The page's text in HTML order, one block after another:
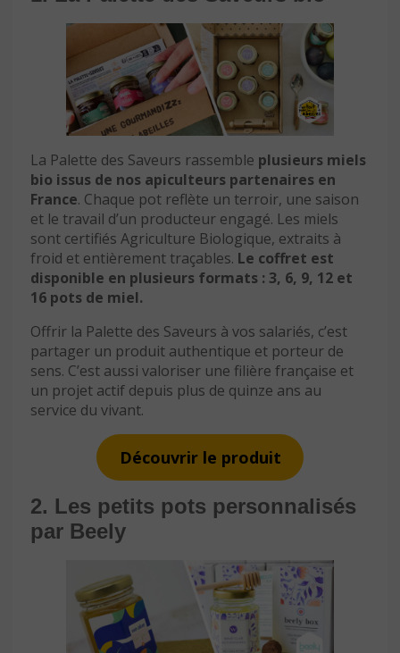
La Palette des Saveurs rassemble plusieurs miels
bio issus de nos apiculteurs partenaires en
France. Chaque pot reflète un terroir, une saison
et le travail d’un producteur engagé. Les miels
sont certifiés Agriculture Biologique, extraits à
froid et entièrement traçables. Le coffret est
disponible en plusieurs formats : 3, 6, 9, 12 et
16 pots de miel.
Offrir la Palette des Saveurs à vos salariés, c’est
partager un produit authentique et porteur de
sens. C’est aussi valoriser une filière française et
un projet actif depuis plus de quinze ans au
service du vivant.
Découvrir le produit
2. Les petits pots personnalisés
par Beely